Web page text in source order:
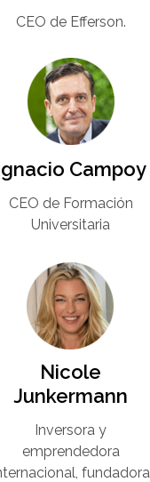
CEO de Efferson.
Campoy​
CEO de Formación
Universitaria​
Nicole
Junkermann​
Inversora y
emprendedora
fundadora